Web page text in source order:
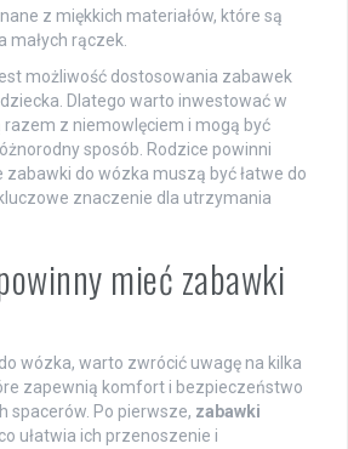
z miękkich materiałów, które są
małych rączek.
możliwość dostosowania zabawek
Dlatego warto inwestować w
z niemowlęciem i mogą być
sposób. Rodzice powinni
zabawki do wózka muszą być łatwe do
znaczenie dla utrzymania
mieć zabawki
wózka, warto zwrócić uwagę na kilka
zapewnią komfort i bezpieczeństwo
spacerów. Po pierwsze, zabawki
ułatwia ich przenoszenie i